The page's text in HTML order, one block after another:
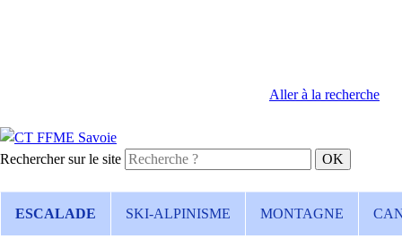
Aller à la recherche
Rechercher sur le site
ESCALADE SKI-ALPINISME MONTAGNE